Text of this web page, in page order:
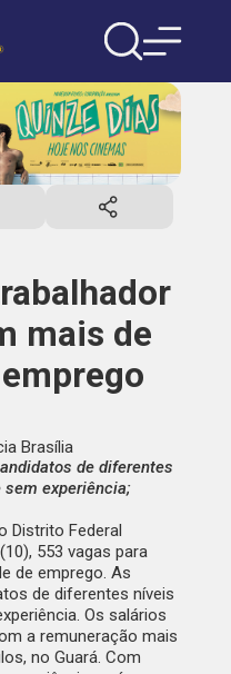
mais de
Brasília
de diferentes
experiência;
Distrito Federal
553 vagas para
de emprego. As
de diferentes níveis
Os salários
a remuneração mais
no Guará. Com